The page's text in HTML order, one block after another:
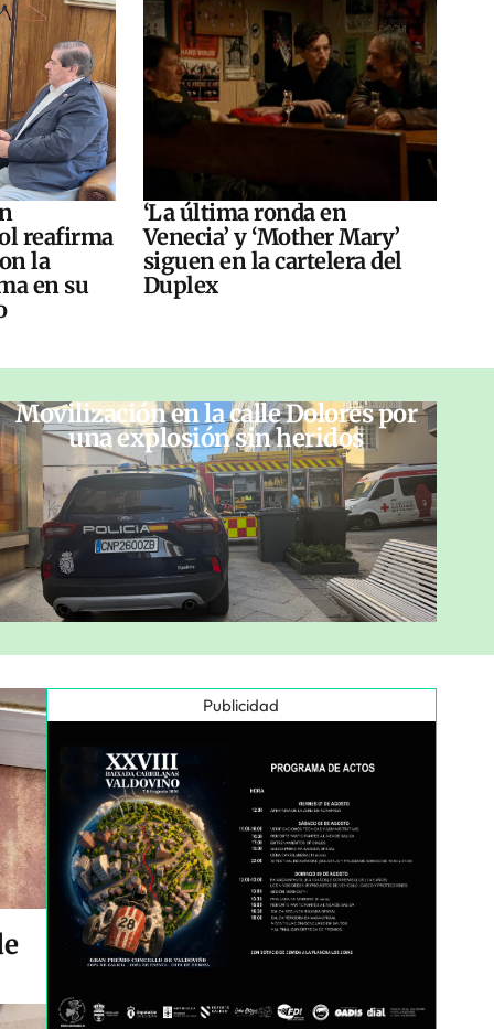
reafirma
la
en su
‘La última ronda en
Venecia’ y ‘Mother Mary’
siguen en la cartelera del
Duplex
Movilización en la calle Dolores por
una explosión sin heridos
Publicidad